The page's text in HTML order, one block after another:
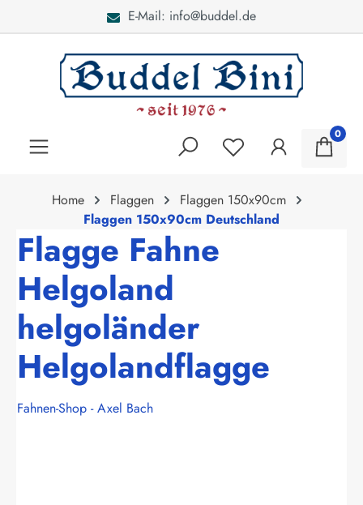
E-Mail: info@buddel.de
0
Home Flaggen
Flaggen 150x90cm
Flaggen 150x90cm Deutschland
Flagge Fahne
Helgoland
helgoländer
Helgolandflagge
Fahnen-Shop - Axel Bach